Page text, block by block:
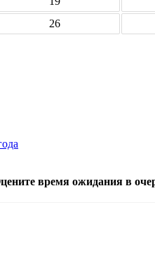
26
время ожидания в